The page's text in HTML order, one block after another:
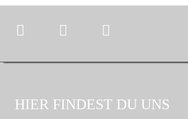
HIER FINDEST DU UNS